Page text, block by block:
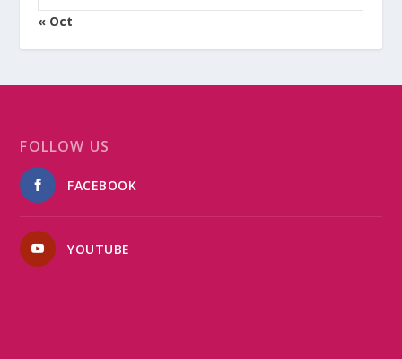
« Oct
FOLLOW US
FACEBOOK
YOUTUBE